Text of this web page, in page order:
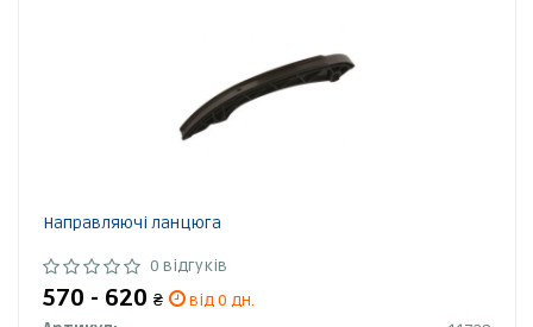
Направляючі ланцюга
0 відгуків
570 - 620 ₴
від 0 дн.